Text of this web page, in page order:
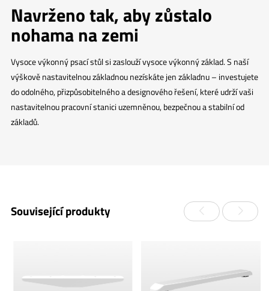
Navrženo tak, aby zůstalo
nohama na zemi
Vysoce výkonný psací stůl si zaslouží vysoce výkonný základ. S naší
výškově nastavitelnou základnou nezískáte jen základnu – investujete
do odolného, přizpůsobitelného a designového řešení, které udrží vaši
nastavitelnou pracovní stanici uzemněnou, bezpečnou a stabilní od
základů.
Související produkty